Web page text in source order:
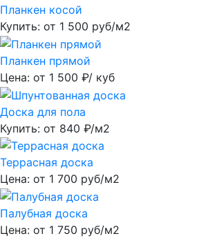
Планкен косой
Купить: от 1 500 руб/м2
Планкен прямой
Цена: от 1 500 ₽/ куб
Доска для пола
Купить: от 840 ₽/м2
Террасная доска
Цена: от 1 700 руб/м2
Палубная доска
Цена: от 1 750 руб/м2